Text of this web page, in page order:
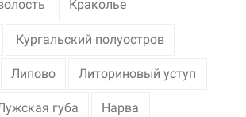
Краколье
Кургальский полуостров
Липово Литориновый уступ
губа Нарва